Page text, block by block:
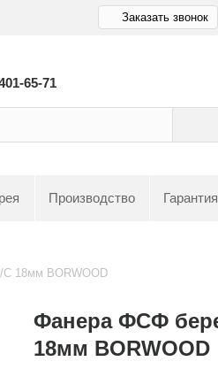
Заказать звонок
65-71
Производство Гарантия
C 18мм BORWOOD
Фанера ФСФ
18мм BORWOOD